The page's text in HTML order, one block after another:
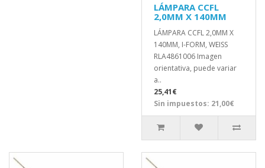
LÁMPARA CCFL
2,0MM X 140MM
LÁMPARA CCFL 2,0MM X
140MM, I-FORM, WEISS
RLA4861006 Imagen
orientativa, puede variar
a..
25,41€
Sin impuestos: 21,00€